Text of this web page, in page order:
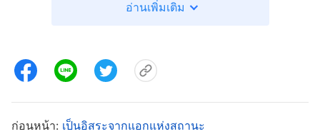
ประสิทธิภาพมากกว่า” แต่พี่เจิ้งรีบตอบกลับมาว่า “เรื่อง
คำขอของพี่เจิ้งทำให้ฉันรู้สึกไม่แน่ใจ ในด้านหนึ่ง ถ้า
เสียหาย แต่ถ้าฉันแจ้งให้พวกเขาทราบ ดูจากที่จาง
อ่านเพิ่มเติม
ก่อนหน้า: เป็นอิสระจากแอกแห่งสถานะ